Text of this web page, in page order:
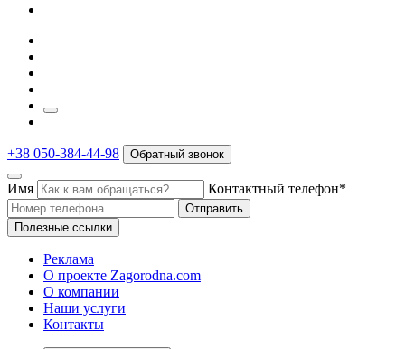
+38 050-384-44-98 Обратный звонок
Имя Контактный телефон*
Отправить
Полезные ссылки
Реклама
О проекте Zagorodna.com
О компании
Наши услуги
Контакты